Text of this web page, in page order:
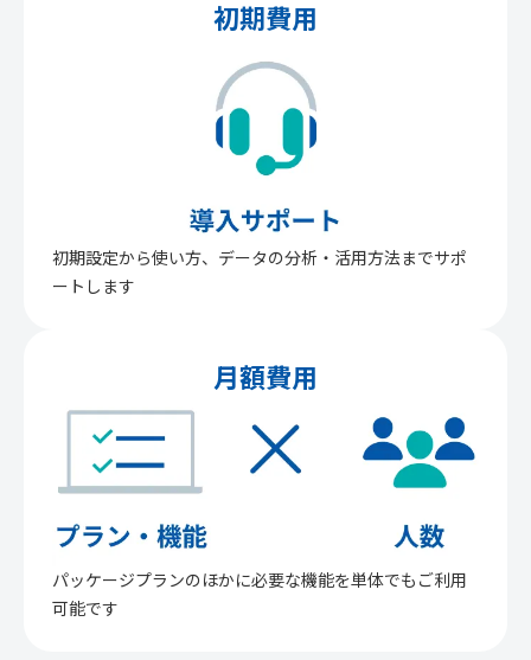
初期費用
初期設定から使い方、データの分析・活用方法までサポ
ートします
月額費用
パッケージプランのほかに必要な機能を単体でもご利用
可能です